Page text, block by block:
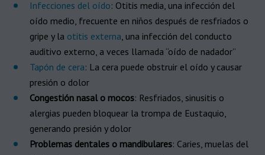
Infecciones del oído: Otitis media, una infección del
oído medio, frecuente en niños después de resfriados o
gripe y la otitis externa, una infección del conducto
auditivo externo, a veces llamada “oído de nadador”
Tapón de cera: La cera puede obstruir el oído y causar
presión o dolor
Congestión nasal o mocos: Resfriados, sinusitis o
alergias pueden bloquear la trompa de Eustaquio,
generando presión y dolor
Problemas dentales o mandibulares: Caries, muelas del